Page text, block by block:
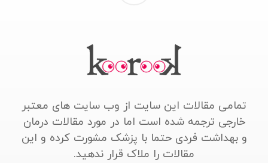
تمامی مقالات این سایت از وب سایت های معتبر
خارجی ترجمه شده است اما در مورد مقالات درمان
و بهداشت فردی حتما با پزشک مشورت کرده و این
مقالات را ملاک قرار ندهید.